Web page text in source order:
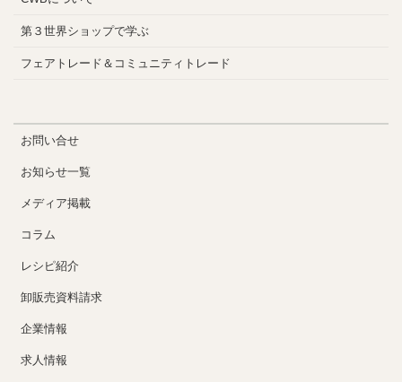
第３世界ショップで学ぶ
フェアトレード＆コミュニティトレード
お問い合せ
お知らせ一覧
メディア掲載
コラム
レシピ紹介
卸販売資料請求
企業情報
求人情報